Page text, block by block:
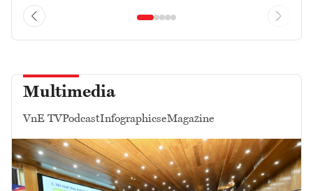
Multimedia
VnE TVPodcastInfographicseMagazine